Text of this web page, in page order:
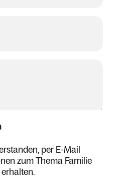
per E-Mail
zum Thema Familie